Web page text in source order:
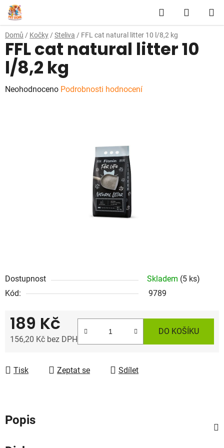
Přejít
na
obsah
Hledat
KOŠÍK
Domů / Kočky / Steliva / FFL cat natural litter 10 l/8,2 kg
Dostupnost Skladem (5 ks)
Kód:
9789
189 Kč
156,20 Kč bez DPH
DO KOŠÍKU
Tisk Zeptat se Sdílet
FFL cat natural litter 10
l/8,2 kg
Průměrné
Neohodnoceno Podrobnosti hodnocení
Popis